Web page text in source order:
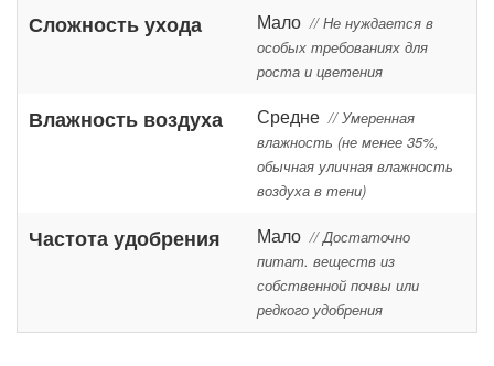
Сложность ухода Мало // Не нуждается в
особых требованиях для
роста и цветения
Влажность воздуха Средне // Умеренная
влажность (не менее 35%,
обычная уличная влажность
воздуха в тени)
Частота удобрения Мало // Достаточно
питат. веществ из
собственной почвы или
редкого удобрения